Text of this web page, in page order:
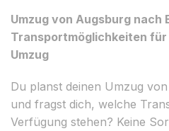
Umzug von Augsburg nach
Transportmöglichkeiten
Umzug
Du planst deinen Umzug
und fragst dich, welche
Verfügung stehen? Keine